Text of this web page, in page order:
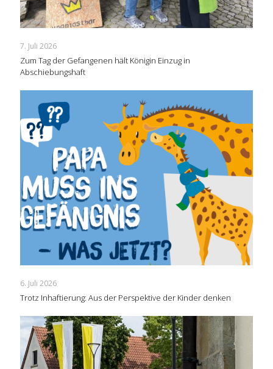
7. Juli 2026
Zum Tag der Gefangenen hält Königin Einzug in
Abschiebungshaft
6. Juli 2026
Trotz Inhaftierung: Aus der Perspektive der Kinder denken